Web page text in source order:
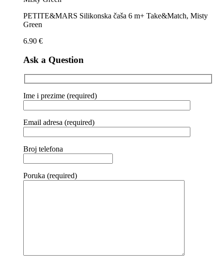
PETITE&MARS Silikonska čaša 6 m+ Take&Match, Misty
Green
6.90 €
Ask a Question
Ime i prezime (required)
Email adresa (required)
Broj telefona
Poruka (required)